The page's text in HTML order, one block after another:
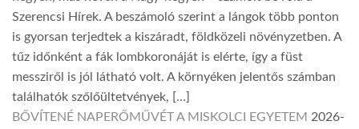
Szerencsi Hírek. A beszámoló szerint a lángok több ponton
is gyorsan terjedtek a kiszáradt, földközeli növényzetben. A
tűz időnként a fák lombkoronáját is elérte, így a füst
messziről is jól látható volt. A környéken jelentős számban
találhatók szőlőültetvények, […]
BŐVÍTENÉ NAPERŐMŰVÉT A MISKOLCI EGYETEM 2026-